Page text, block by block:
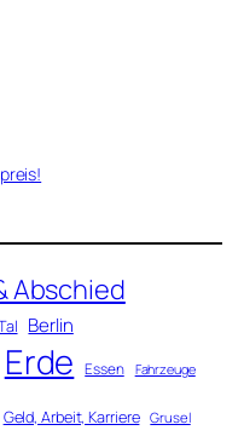
Abschied
Berlin
Erde Essen Fahrzeuge
Geld, Arbeit, Karriere Grusel